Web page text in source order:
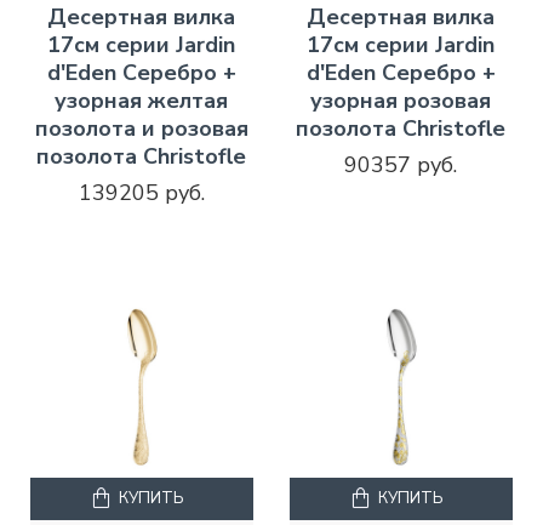
Десертная вилка
17см серии Jardin
d'Eden Серебро +
узорная желтая
позолота и розовая
позолота Christofle
139205 руб.
Десертная вилка
17см серии Jardin
d'Eden Серебро +
узорная розовая
позолота Christofle
90357 руб.
КУПИТЬ КУПИТЬ